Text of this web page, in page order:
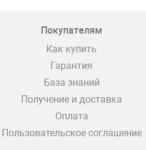
Покупателям
Как купить
Гарантия
База знаний
Получение и доставка
Оплата
Пользовательское соглашение